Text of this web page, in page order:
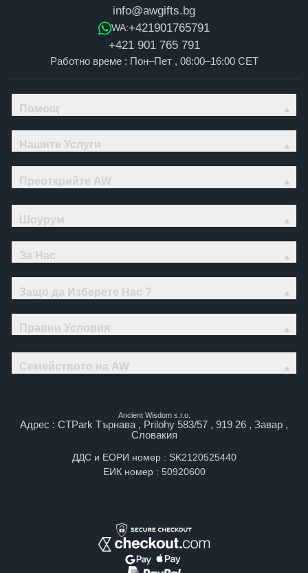
info@awgifts.bg
WA:+421901765791
+421 901 765 791
Работно време : Пон–Пет , 08:00–16:00 CET
Помощ
Нашите Услуги
Преоткрийте AW
Шоурум
За Нас
Защо да Изберете Нас ?
Правни Условия
Семейството на AW
Ancient Wisdom s.r.o.
Адрес : CTPark Търнава , Prilohy 583/57 , 919 26 , Завар ,
Словакия
ДДС и ЕОРИ номер : SK2120525440
ЕИК номер : 50920600